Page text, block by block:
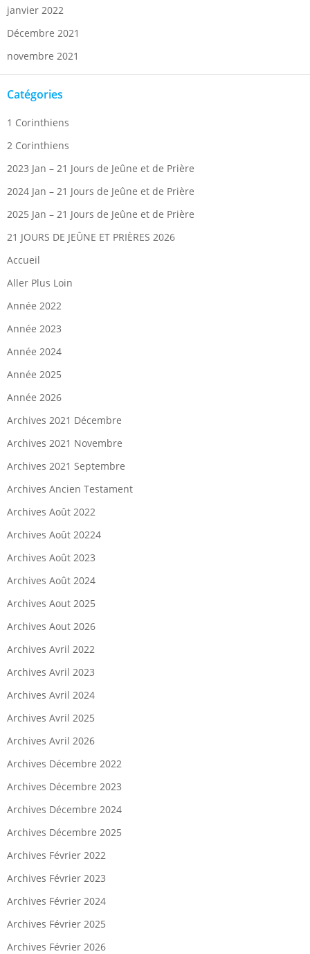
janvier 2022
Décembre 2021
novembre 2021
Catégories
1 Corinthiens
2 Corinthiens
2023 Jan – 21 Jours de Jeûne et de Prière
2024 Jan – 21 Jours de Jeûne et de Prière
2025 Jan – 21 Jours de Jeûne et de Prière
21 JOURS DE JEÛNE ET PRIÈRES 2026
Accueil
Aller Plus Loin
Année 2022
Année 2023
Année 2024
Année 2025
Année 2026
Archives 2021 Décembre
Archives 2021 Novembre
Archives 2021 Septembre
Archives Ancien Testament
Archives Août 2022
Archives Août 20224
Archives Août 2023
Archives Août 2024
Archives Aout 2025
Archives Aout 2026
Archives Avril 2022
Archives Avril 2023
Archives Avril 2024
Archives Avril 2025
Archives Avril 2026
Archives Décembre 2022
Archives Décembre 2023
Archives Décembre 2024
Archives Décembre 2025
Archives Février 2022
Archives Février 2023
Archives Février 2024
Archives Février 2025
Archives Février 2026